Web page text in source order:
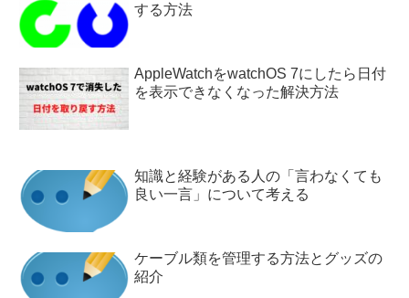
する方法
AppleWatchをwatchOS 7にしたら日付
を表示できなくなった解決方法
知識と経験がある人の「言わなくても
良い一言」について考える
ケーブル類を管理する方法とグッズの
紹介